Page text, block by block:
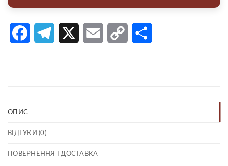
FacebookTelegram Email Copy
ОПИС
ВІДГУКИ (0)
ПОВЕРНЕННЯ І ДОСТАВКА